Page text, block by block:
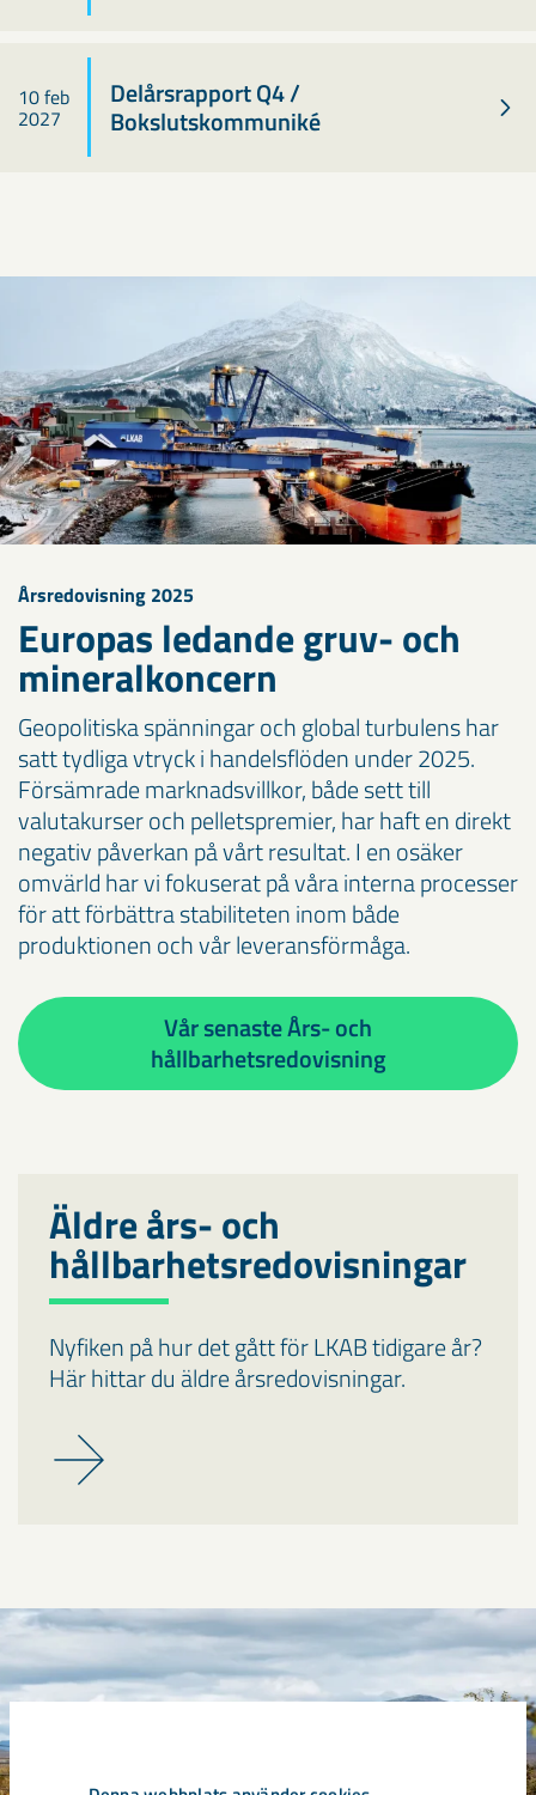
10 feb
2027
Delårsrapport Q4 /
Bokslutskommuniké
Årsredovisning 2025
Europas ledande gruv- och
mineralkoncern
Geopolitiska spänningar och global turbulens har
satt tydliga vtryck i handelsflöden under 2025.
Försämrade marknadsvillkor, både sett till
valutakurser och pelletspremier, har haft en direkt
negativ påverkan på vårt resultat. I en osäker
omvärld har vi fokuserat på våra interna processer
för att förbättra stabiliteten inom både
produktionen och vår leveransförmåga.
Vår senaste Års- och
hållbarhetsredovisning
Äldre års- och
hållbarhetsredovisningar
Nyfiken på hur det gått för LKAB tidigare år?
Här hittar du äldre årsredovisningar.